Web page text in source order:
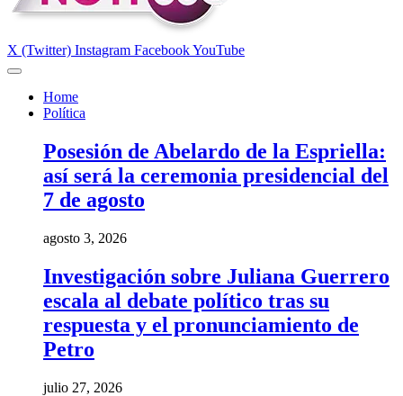
X (Twitter) Instagram FacebookYouTube
Home
Política
Posesión de Abelardo de la Espriella:
así será la ceremonia presidencial del
7 de agosto
agosto 3, 2026
Investigación sobre Juliana Guerrero
escala al debate político tras su
respuesta y el pronunciamiento de
Petro
julio 27, 2026